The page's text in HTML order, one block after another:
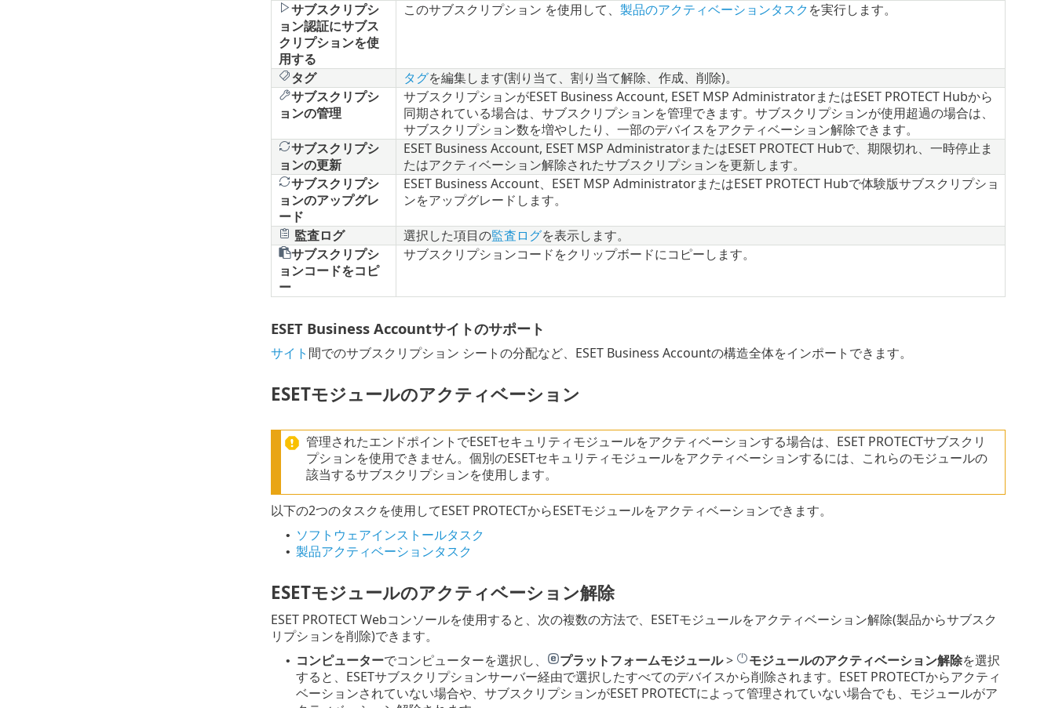
サブスクリプシ
ョン認証にサブス
クリプションを使
用する
このサブスクリプション を使用して、 製品のアクティベーションタスクを実行します。
タグ タグを編集します(割り当て、割り当て解除、作成、削除)。
サブスクリプシ
ョンの管理
サブスクリプションがESET Business Account, ESET MSP AdministratorまたはESET PROTECT Hubから
同期されている場合は、サブスクリプションを管理できます。サブスクリプションが使用超過の場合は、
サブスクリプション数を増やしたり、一部のデバイスをアクティベーション解除できます。
サブスクリプシ
ョンの更新
ESET Business Account, ESET MSP AdministratorまたはESET PROTECT Hubで、期限切れ、一時停止ま
たはアクティベーション解除されたサブスクリプションを更新します。
サブスクリプシ
ョンのアップグレ
ード
ESET Business Account、ESET MSP AdministratorまたはESET PROTECT Hubで体験版サブスクリプショ
ンをアップグレードします。
監査ログ 選択した項目の監査ログを表示します。
サブスクリプシ
ョンコードをコピ
ー
サブスクリプションコードをクリップボードにコピーします。
ESET Business Accountサイトのサポート
サイト 間でのサブスクリプション シートの分配など、ESET Business Accountの構造全体をインポートできます。
ESETモジュールのアクティベーション
管理されたエンドポイントでESETセキュリティモジュールをアクティベーションする場合は、ESET PROTECTサブスクリ
プションを使用できません。個別のESETセキュリティモジュールをアクティベーションするには、これらのモジュールの
該当するサブスクリプションを使用します。
以下の2つのタスクを使用してESET PROTECTからESETモジュールをアクティベーションできます。
• ソフトウェアインストールタスク
• 製品アクティベーションタスク
ESETモジュールのアクティベーション解除
ESET PROTECT Webコンソールを使用すると、次の複数の方法で、ESETモジュールをアクティベーション解除(製品からサブスク
リプションを削除)できます。
• コンピューターでコンピューターを選択し、 プラットフォームモジュール> モジュールのアクティベーション解除を選択
すると、ESETサブスクリプションサーバー経由で選択したすべてのデバイスから削除されます。ESET PROTECTからアクティ
ベーションされていない場合や、サブスクリプションがESET PROTECTによって管理されていない場合でも、モジュールがア